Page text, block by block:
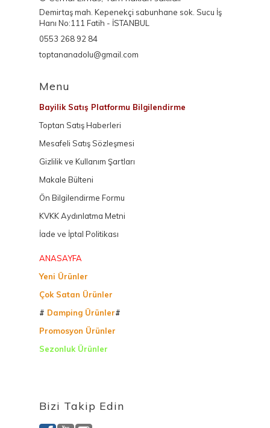
Demirtaş mah. Kepenekçi sabunhane sok. Sucu İş
Hanı No:111 Fatih - İSTANBUL
0553 268 92 84
toptananadolu@gmail.com
Menu
Bayilik Satış Platformu Bilgilendirme
Toptan Satış Haberleri
Mesafeli Satış Sözleşmesi
Gizlilik ve Kullanım Şartları
Makale Bülteni
Ön Bilgilendirme Formu
KVKK Aydınlatma Metni
İade ve İptal Politikası
ANASAYFA
Yeni Ürünler
Çok Satan Ürünler
# Damping Ürünler#
Promosyon Ürünler
Sezonluk Ürünler
Bizi Takip Edin